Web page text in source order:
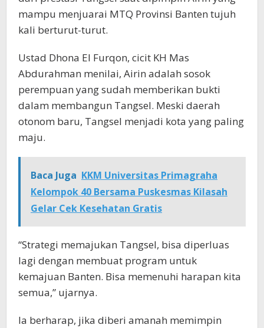
mampu menjuarai MTQ Provinsi Banten tujuh
kali berturut-turut.
Ustad Dhona El Furqon, cicit KH Mas
Abdurahman menilai, Airin adalah sosok
perempuan yang sudah memberikan bukti
dalam membangun Tangsel. Meski daerah
otonom baru, Tangsel menjadi kota yang paling
maju.
Baca Juga KKM Universitas Primagraha
Kelompok 40 Bersama Puskesmas Kilasah
Gelar Cek Kesehatan Gratis
“Strategi memajukan Tangsel, bisa diperluas
lagi dengan membuat program untuk
kemajuan Banten. Bisa memenuhi harapan kita
semua,” ujarnya.
Ia berharap, jika diberi amanah memimpin